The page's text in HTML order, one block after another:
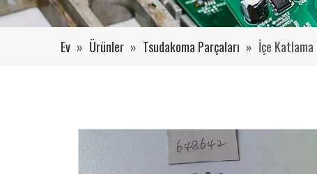
Ev » Ürünler » Tsudakoma Parçaları » İçe